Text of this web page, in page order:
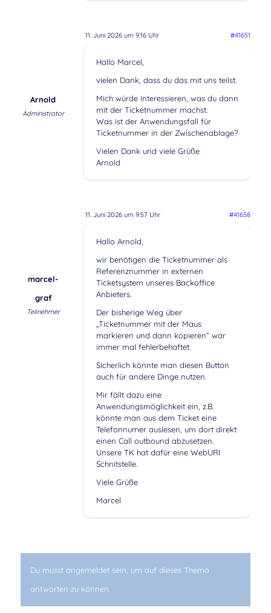
11. Juni 2026 um 9:16 Uhr #41651
Arnold
Administrator
Hallo Marcel,
vielen Dank, dass du das mit uns teilst.
Mich würde interessieren, was du dann
mit der Ticketnummer machst.
Was ist der Anwendungsfall für
Ticketnummer in der Zwischenablage?
Vielen Dank und viele Grüße
Arnold
11. Juni 2026 um 9:57 Uhr #41658
marcel-
graf
Teilnehmer
Hallo Arnold,
wir benötigen die Ticketnummer als
Referenznummer in externen
Ticketsystem unseres Backoffice
Anbieters.
Der bisherige Weg über
„Ticketnummer mit der Maus
markieren und dann kopieren“ war
immer mal fehlerbehaftet.
Sicherlich könnte man diesen Button
auch für andere Dinge nutzen.
Mir fällt dazu eine
Anwendungsmöglichkeit ein, z.B.
könnte man aus dem Ticket eine
Telefonnumer auslesen, um dort direkt
einen Call outbound abzusetzen.
Unsere TK hat dafür eine WebURI
Schnitstelle.
Viele Grüße
Marcel
Du musst angemeldet sein, um auf dieses Thema
antworten zu können.